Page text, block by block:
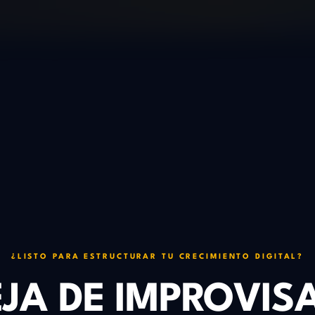
¿LISTO PARA ESTRUCTURAR TU CRECIMIENTO DIGITAL?
DE